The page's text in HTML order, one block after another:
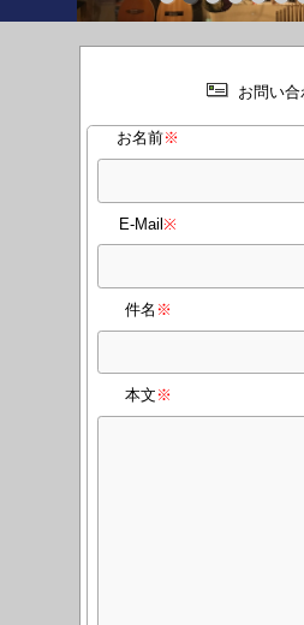
お問い合
お名前※
E-Mail※
件名 ※
本文 ※